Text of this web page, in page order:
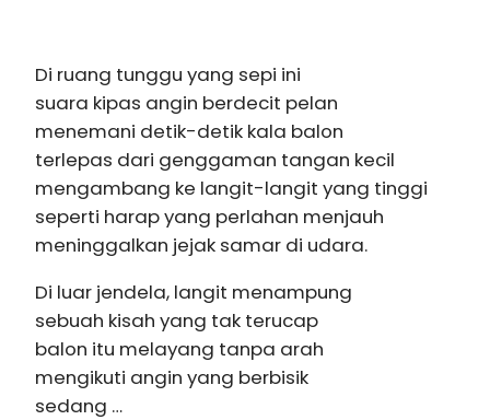
Di ruang tunggu yang sepi ini
suara kipas angin berdecit pelan
menemani detik-detik kala balon
terlepas dari genggaman tangan kecil
mengambang ke langit-langit yang tinggi
seperti harap yang perlahan menjauh
meninggalkan jejak samar di udara.
Di luar jendela, langit menampung
sebuah kisah yang tak terucap
balon itu melayang tanpa arah
mengikuti angin yang berbisik
sedang …